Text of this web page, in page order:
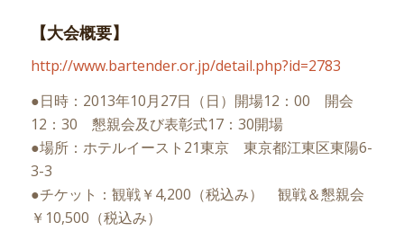
【大会概要】
http://www.bartender.or.jp/detail.php?id=2783
●日時：2013年10月27日（日）開場12：00 開会
12：30 懇親会及び表彰式17：30開場
●場所：ホテルイースト21東京 東京都江東区東陽6-
3-3
●チケット：観戦￥4,200（税込み） 観戦＆懇親会
￥10,500（税込み）